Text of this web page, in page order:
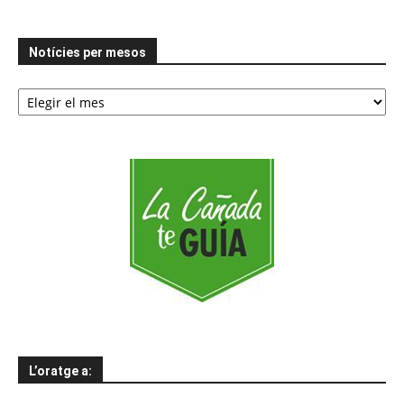
Notícies per mesos
Notícies
per
L’oratge a: